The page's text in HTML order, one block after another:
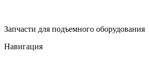
Запчасти для подъемного оборудования
Навигация